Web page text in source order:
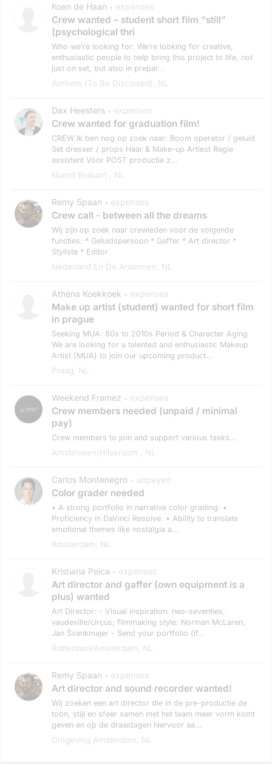
Koen de Haan • expenses
Crew wanted – student short film “still”
(psychological thri
Who we’re looking for: We’re looking for creative,
enthusiastic people to help bring this project to life, not
just on set, but also in prepar...
Arnhem (to Be Disclosed), NL
Dax Heesters • expenses
Crew wanted for graduation film!
CREW Ik ben nog op zoek naar: Boom operator / geluid
Set dresser / props Haar & Make-up Artiest Regie
assistent Voor POST productie z...
Noord Brabant , NL
Remy Spaan • expenses
Crew call - between all the dreams
Wij zijn op zoek naar crewleden voor de volgende
functies: * Geluidspersoon * Gaffer * Art director *
Styliste * ⁠Editor
Nederland En De Ardennen, NL
Athena Koekkoek • expenses
Make up artist (student) wanted for short film
in prague
Seeking MUA: 80s to 2010s Period & Character Aging
We are looking for a talented and enthusiastic Makeup
Artist (MUA) to join our upcoming product...
Praag, NL
Weekend Framez • expenses
Crew members needed (unpaid / minimal
pay)
Crew members to join and support various tasks...
Amstelveen/hilversum , NL
Carlos Montenegro • unpayed
Color grader needed
• A strong portfolio in narrative color grading. •
Proficiency in DaVinci Resolve. • Ability to translate
emotional themes like nostalgia a...
Amsterdam, NL
Kristiana Peica • expenses
Art director and gaffer (own equipment is a
plus) wanted
Art Director: - Visual inspiration: neo-seventies,
vaudeville/circus; filmmaking style: Norman McLaren,
Jan Švankmajer - Send your portfolio (if...
Rotterdam/amsterdam, NL
Remy Spaan • expenses
Art director and sound recorder wanted!
Wij zoeken een art director die in de pre-productie de
toon, stijl en sfeer samen met het team meer vorm komt
geven en op de draaidagen hiervoor aa...
Omgeving Amsterdam, NL